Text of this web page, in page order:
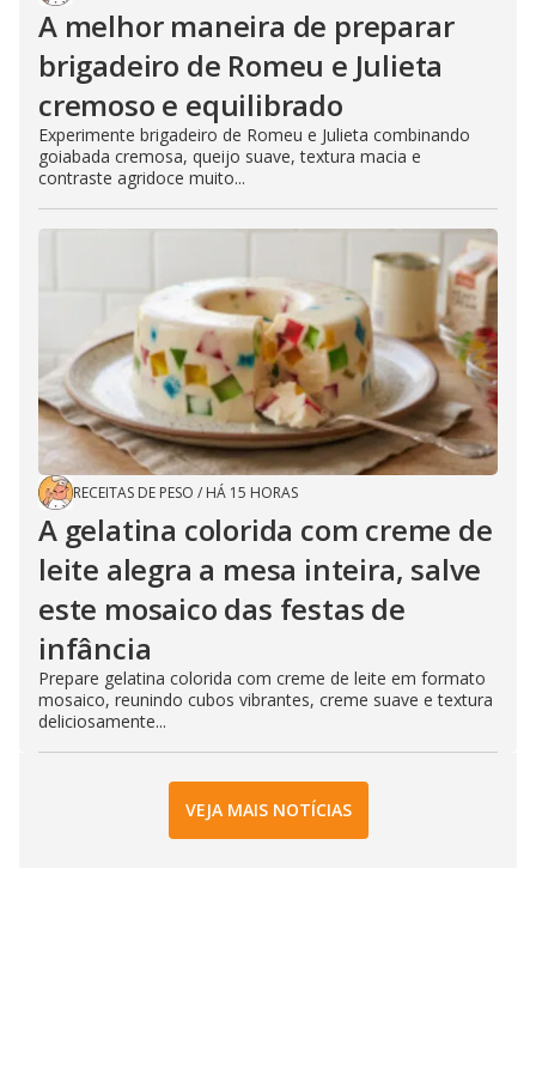
A melhor maneira de preparar
brigadeiro de Romeu e Julieta
cremoso e equilibrado
Experimente brigadeiro de Romeu e Julieta combinando
goiabada cremosa, queijo suave, textura macia e
contraste agridoce muito...
RECEITAS DE PESO / HÁ 15 HORAS
A gelatina colorida com creme de
leite alegra a mesa inteira, salve
este mosaico das festas de
infância
Prepare gelatina colorida com creme de leite em formato
mosaico, reunindo cubos vibrantes, creme suave e textura
deliciosamente...
VEJA MAIS NOTÍCIAS